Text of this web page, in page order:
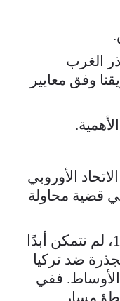
الغرب
وفق معايير
الأوروبي
قضية محاولة
«منذ تاريخ طلبنا الأول عام 1959، لم نتمكن أبدًا
ضد تركيا
ففي
مسار